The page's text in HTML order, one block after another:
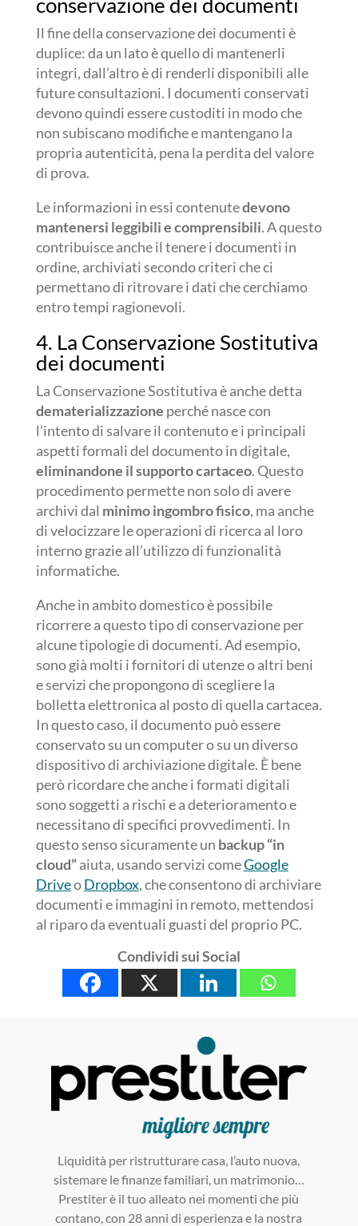
Il fine della conservazione dei documenti è
duplice: da un lato è quello di mantenerli
integri, dall’altro è di renderli disponibili alle
future consultazioni. I documenti conservati
devono quindi essere custoditi in modo che
non subiscano modifiche e mantengano la
propria autenticità, pena la perdita del valore
di prova.
Le informazioni in essi contenutedevono
mantenersi leggibili e comprensibili. A questo
contribuisce anche il tenere i documenti in
ordine, archiviati secondo criteri che ci
permettano di ritrovare i dati che cerchiamo
entro tempi ragionevoli.
4. La Conservazione Sostitutiva
dei documenti
La Conservazione Sostitutiva è anche detta
dematerializzazione perché nasce con
l’intento di salvare il contenuto e i principali
aspetti formali del documento in digitale,
eliminandone il supporto cartaceo. Questo
procedimento permette non solo di avere
archivi dal minimo ingombro fisico, ma anche
di velocizzare le operazioni di ricerca al loro
interno grazie all’utilizzo di funzionalità
informatiche.
Anche in ambito domestico è possibile
ricorrere a questo tipo di conservazione per
alcune tipologie di documenti. Ad esempio,
sono già molti i fornitori di utenze o altri beni
e servizi che propongono di scegliere la
bolletta elettronica al posto di quella cartacea.
In questo caso, il documento può essere
conservato su un computer o su un diverso
dispositivo di archiviazione digitale. È bene
però ricordare che anche i formati digitali
sono soggetti a rischi e a deterioramento e
necessitano di specifici provvedimenti. In
questo senso sicuramente un backup “in
cloud”aiuta, usando servizi comeGoogle
DriveoDropbox, che consentono di archiviare
documenti e immagini in remoto, mettendosi
al riparo da eventuali guasti del proprio PC.
Condividi sui Social
Liquidità per ristrutturare casa, l’auto nuova,
sistemare le finanze familiari, un matrimonio…
Prestiter è il tuo alleato nei momenti che più
contano, con 28 anni di esperienza e la nostra